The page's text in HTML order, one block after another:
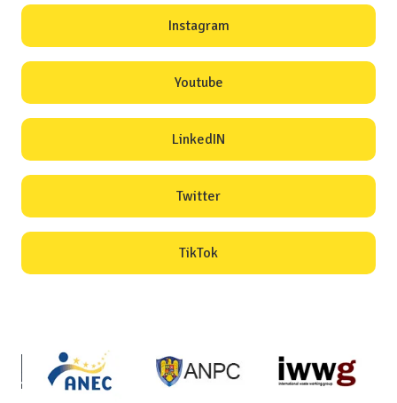
Instagram
Youtube
LinkedIN
Twitter
TikTok